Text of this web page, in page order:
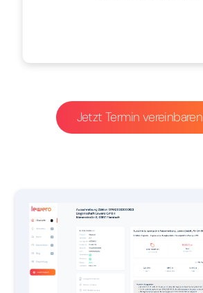
Jetzt Termin vereinbaren